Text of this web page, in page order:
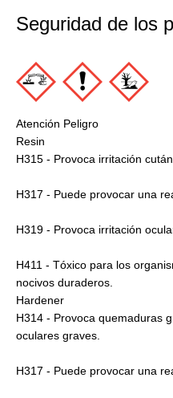
Seguridad de los
Atención Peligro
Resin
H315 - Provoca irritación
H317 - Puede provocar una
H319 - Provoca irritación
H411 - Tóxico para los
nocivos duraderos.
Hardener
H314 - Provoca quemaduras
oculares graves.
H317 - Puede provocar una